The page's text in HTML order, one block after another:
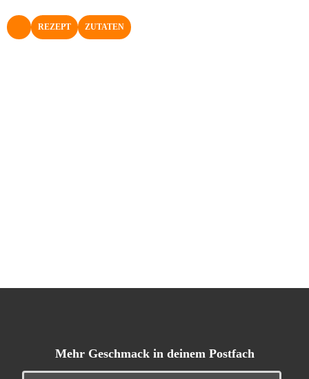
NACH OBEN
REZEPT ZUTATEN
Mehr Geschmack in deinem Postfach